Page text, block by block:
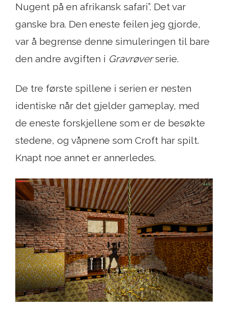
Nugent på en afrikansk safari”. Det var
ganske bra. Den eneste feilen jeg gjorde,
var å begrense denne simuleringen til bare
den andre avgiften i Gravrøverserie.
De tre første spillene i serien er nesten
identiske når det gjelder gameplay, med
de eneste forskjellene som er de besøkte
stedene, og våpnene som Croft har spilt.
Knapt noe annet er annerledes.